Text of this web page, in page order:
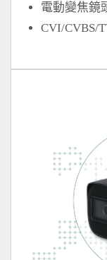
電動變焦鏡
CVI/CVBS/